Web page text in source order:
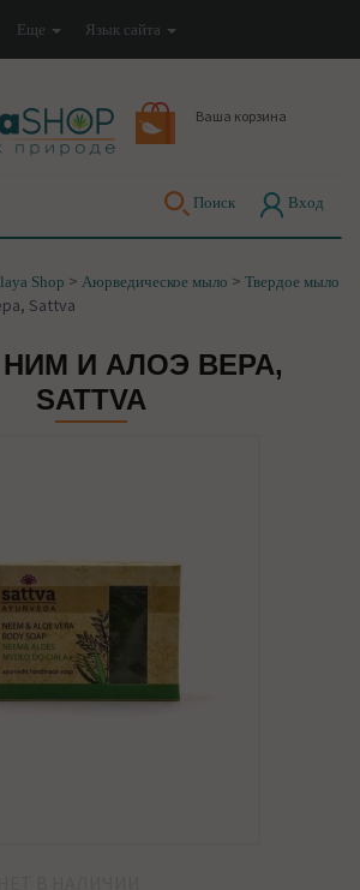
Еще Язык сайта
Ваша корзина
Поиск Вход
Shop > Аюрведическое мыло > Твердое мыло
Sattva
И АЛОЭ ВЕРА,
SATTVA